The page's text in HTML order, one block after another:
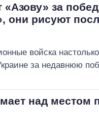
«Азову» за
они рисуют
войска
за недавнюю
над местом